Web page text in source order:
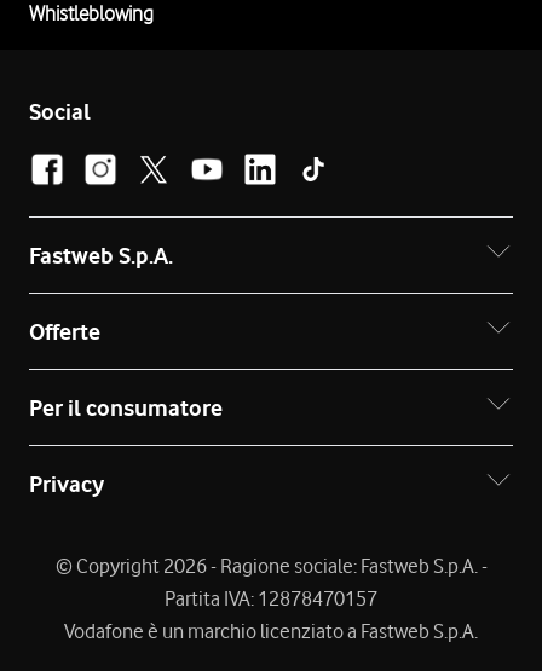
Whistleblowing
Social
Fastweb S.p.A.
Offerte
Per il consumatore
Privacy
© Copyright 2026 - Ragione sociale: Fastweb S.p.A. -
Partita IVA: 12878470157
Vodafone è un marchio licenziato a Fastweb S.p.A.